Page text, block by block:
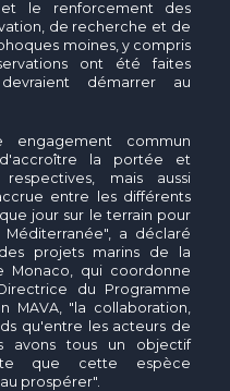
et le renforcement des
de recherche et de
moines, y compris
ont été faites
démarrer au
engagement commun
la portée et
mais aussi
entre les différents
jour sur le terrain pour
a déclaré
projets marins de la
Monaco, qui coordonne
du Programme
MAVA, "la collaboration,
qu'entre les acteurs de
avons tous un objectif
que cette espèce
prospérer".